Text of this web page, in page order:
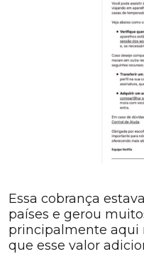
Essa cobrança
países e gerou
principalmente aqui
que esse valor